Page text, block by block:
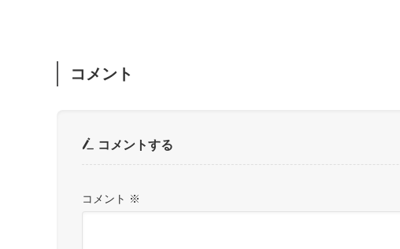
コメント
コメントする
コメント ※